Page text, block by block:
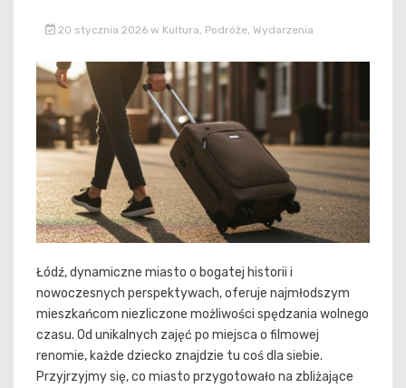
20 stycznia 2026 w Kultura Podróże, Wydarzenia
Łódź, dynamiczne miasto o bogatej historii i
nowoczesnych perspektywach, oferuje najmłodszym
mieszkańcom niezliczone możliwości spędzania wolnego
czasu. Od unikalnych zajęć po miejsca o filmowej
renomie, każde dziecko znajdzie tu coś dla siebie.
Przyjrzyjmy się, co miasto przygotowało na zbliżające